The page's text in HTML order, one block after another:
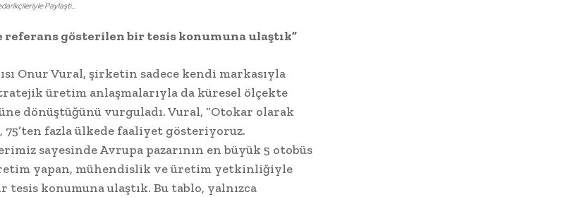
Paylaştı…
gösterilen bir tesis konumuna ulaştık”
Onur Vural, şirketin sadece kendi markasıyla
üretim anlaşmalarıyla da küresel ölçekte
dönüştüğünü vurguladı. Vural, “Otokar olarak
75’ten fazla ülkede faaliyet gösteriyoruz.
sayesinde Avrupa pazarının en büyük 5 otobüs
yapan, mühendislik ve üretim yetkinliğiyle
konumuna ulaştık. Bu tablo, yalnızca